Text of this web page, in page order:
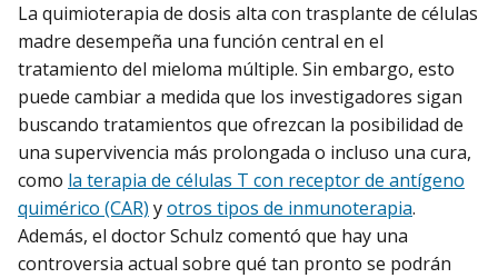
La quimioterapia de dosis alta con trasplante de células
madre desempeña una función central en el
tratamiento del mieloma múltiple. Sin embargo, esto
puede cambiar a medida que los investigadores sigan
buscando tratamientos que ofrezcan la posibilidad de
una supervivencia más prolongada o incluso una cura,
como la terapia de células T con receptor de antígeno
quimérico (CAR) yotros tipos de inmunoterapia.
Además, el doctor Schulz comentó que hay una
controversia actual sobre qué tan pronto se podrán